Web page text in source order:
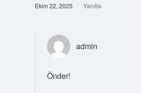
Ekim 22, 2025 Yanıtla
admin
Önder!